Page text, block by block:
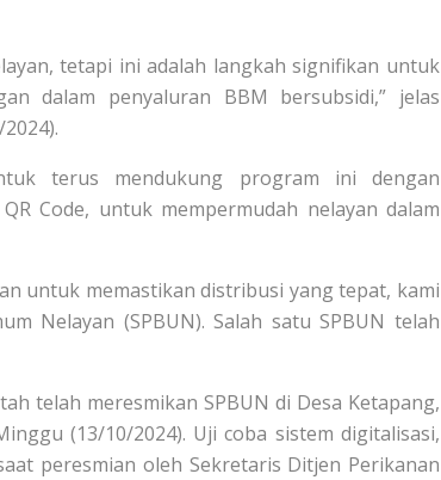
tetapi ini adalah langkah signifikan untuk
dalam penyaluran BBM bersubsidi,” jelas
terus mendukung program ini dengan
Code, untuk mempermudah nelayan dalam
untuk memastikan distribusi yang tepat, kami
Nelayan (SPBUN). Salah satu SPBUN telah
telah meresmikan SPBUN di Desa Ketapang,
(13/10/2024). Uji coba sistem digitalisasi,
peresmian oleh Sekretaris Ditjen Perikanan